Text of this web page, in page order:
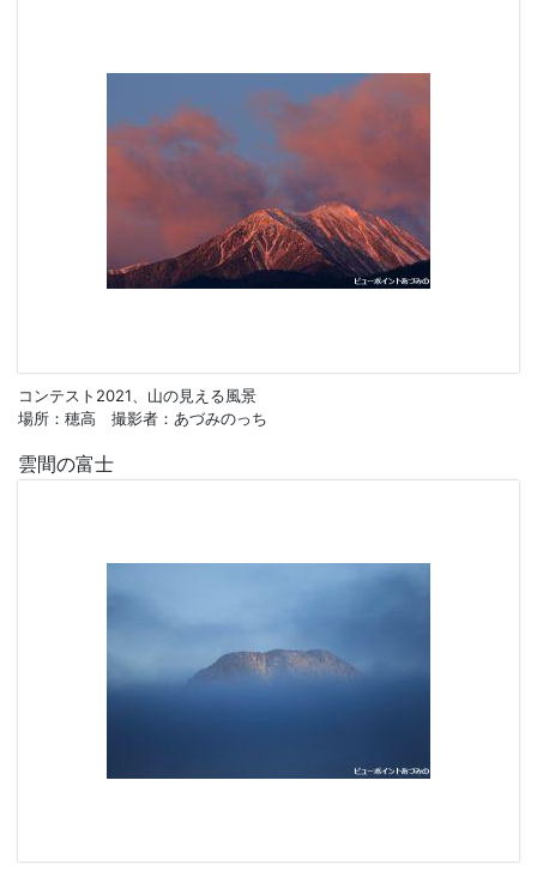
コンテスト2021、山の見える風景
場所：穂高 撮影者：あづみのっち
雲間の富士